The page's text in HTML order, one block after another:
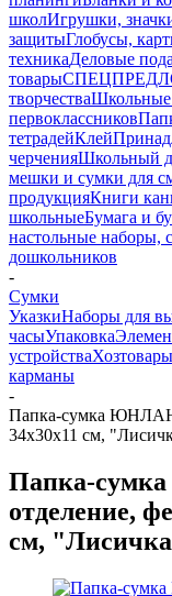
школИгрушки,
защитыГлобусы,
техникаДеловые
товары
творчестваШкольные
первоклассников
тетрадейКлей
черченияШкольный
мешки и сумки для
продукцияКниги
школьныеБумага и
настольные наборы,
дошкольников
-
Сумки
УказкиНаборы для
часыУпаковка
устройстваХозтовары
карманы
-
Папка-сумка
34х30х11 см,
Папка-
отделение,
см, "Лисичка